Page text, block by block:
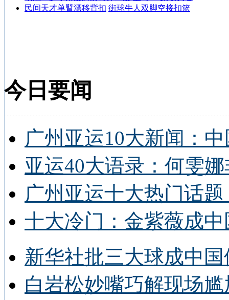
民间天才单臂漂移背扣 街球牛人双脚空接扣篮
今日要闻
广州亚运10大新闻：
亚运40大语录：何雯
广州亚运十大热门话
十大冷门：金紫薇成
新华社批三大球成中
白岩松妙嘴巧解现场